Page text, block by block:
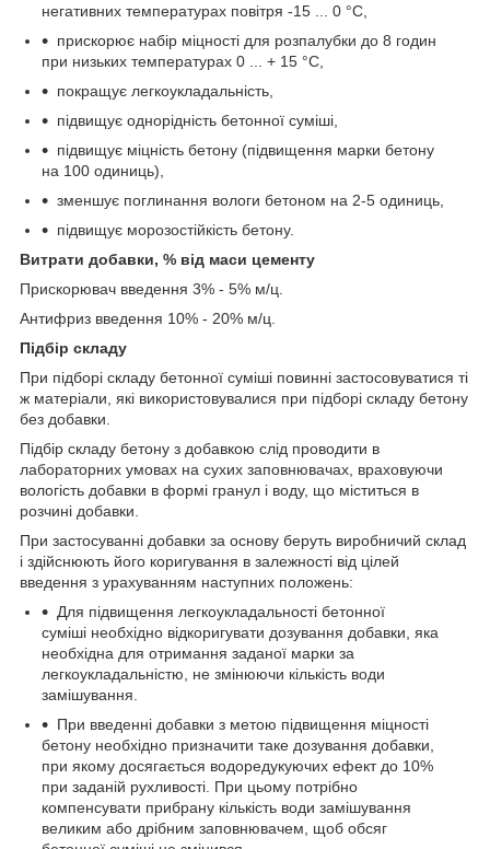
негативних температурах повітря -15 ... 0 °С,
прискорює набір міцності для розпалубки до 8 годин
при низьких температурах 0 ... + 15 °С,
покращує легкоукладальність,
підвищує однорідність бетонної суміші,
підвищує міцність бетону (підвищення марки бетону
на 100 одиниць),
зменшує поглинання вологи бетоном на 2-5 одиниць,
підвищує морозостійкість бетону.
Витрати добавки, % від маси цементу
Прискорювач введення 3% - 5% м/ц.
Антифриз введення 10% - 20% м/ц.
Підбір складу
При підборі складу бетонної суміші повинні застосовуватися ті
ж матеріали, які використовувалися при підборі складу бетону
без добавки.
Підбір складу бетону з добавкою слід проводити в
лабораторних умовах на сухих заповнювачах, враховуючи
вологість добавки в формі гранул і воду, що міститься в
розчині добавки.
При застосуванні добавки за основу беруть виробничий склад
і здійснюють його коригування в залежності від цілей
введення з урахуванням наступних положень:
Для підвищення легкоукладальності бетонної
суміші необхідно відкоригувати дозування добавки, яка
необхідна для отримання заданої марки за
легкоукладальністю, не змінюючи кількість води
замішування.
При введенні добавки з метою підвищення міцності
бетону необхідно призначити таке дозування добавки,
при якому досягається водоредукуючих ефект до 10%
при заданій рухливості. При цьому потрібно
компенсувати прибрану кількість води замішування
великим або дрібним заповнювачем, щоб обсяг